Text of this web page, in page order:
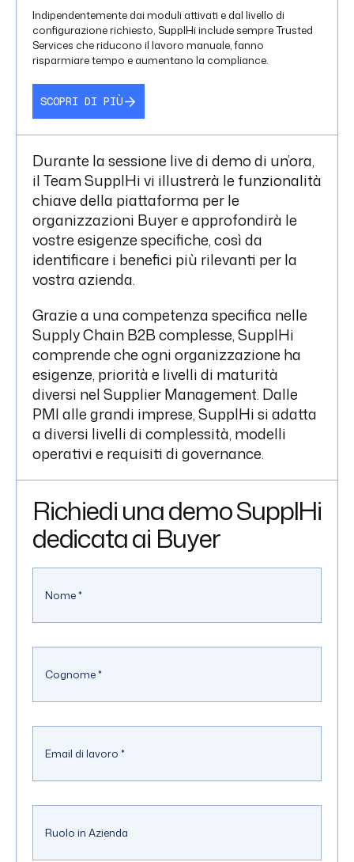
Indipendentemente dai moduli attivati e dal livello di
configurazione richiesto, SupplHi include sempre Trusted
Services che riducono il lavoro manuale, fanno
risparmiare tempo e aumentano la compliance.
SCOPRI DI PIÙ
Durante la sessione live di demo di un’ora,
il Team SupplHi vi illustrerà le funzionalità
chiave della piattaforma per le
organizzazioni Buyer e approfondirà le
vostre esigenze specifiche, così da
identificare i benefici più rilevanti per la
vostra azienda.
Grazie a una competenza specifica nelle
Supply Chain B2B complesse, SupplHi
comprende che ogni organizzazione ha
esigenze, priorità e livelli di maturità
diversi nel Supplier Management. Dalle
PMI alle grandi imprese, SupplHi si adatta
a diversi livelli di complessità, modelli
operativi e requisiti di governance.
Richiedi una demo SupplHi
dedicata ai Buyer
Nome*
Cognome*
Email di lavoro *
Ruolo in Azienda